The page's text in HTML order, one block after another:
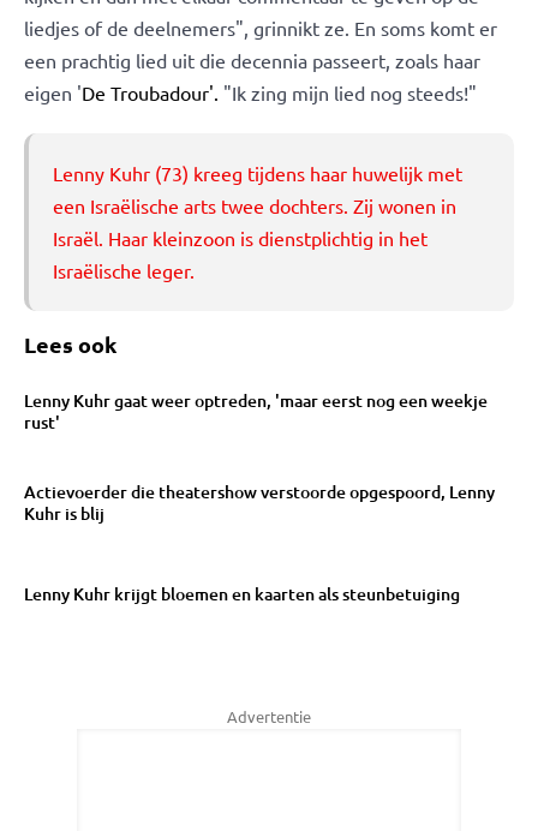
liedjes of de deelnemers", grinnikt ze. En soms komt er
een prachtig lied uit die decennia passeert, zoals haar
eigen 'De Troubadour'. "Ik zing mijn lied nog steeds!"
Lenny Kuhr (73) kreeg tijdens haar huwelijk met
een Israëlische arts twee dochters. Zij wonen in
Israël. Haar kleinzoon is dienstplichtig in het
Israëlische leger.
Lees ook
Lenny Kuhr gaat weer optreden, 'maar eerst nog een weekje
rust'
Actievoerder die theatershow verstoorde opgespoord, Lenny
Kuhr is blij
Lenny Kuhr krijgt bloemen en kaarten als steunbetuiging
Advertentie